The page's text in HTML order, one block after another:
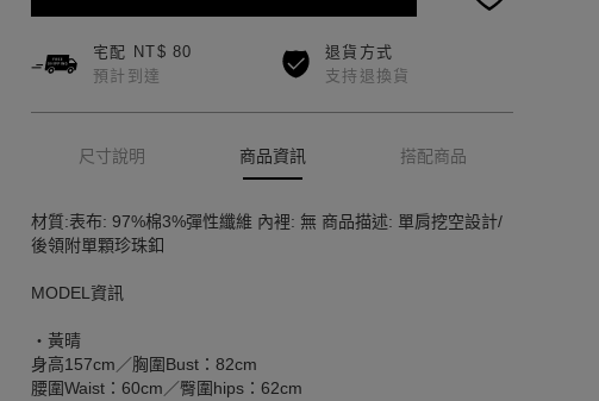
宅配 NT$ 80
預計到達
退貨方式
支持退換貨
尺寸說明 商品資訊 搭配商品
材質:表布: 97%棉3%彈性纖維 內裡: 無 商品描述: 單肩挖空設計/
後領附單顆珍珠釦
MODEL資訊
‧黃晴
身高157cm／胸圍Bust：82cm
腰圍Waist：60cm／臀圍hips：62cm